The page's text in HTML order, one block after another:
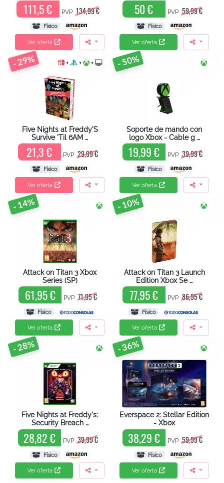
111,5 € PVP 134,99 €
Físico
Ver oferta
50 € PVP 59,99 €
Físico
Ver oferta
- 29% + + +
Five Nights at Freddy'S
Survive 'Til 6AM …
21,3 € PVP 29,99 €
Físico
Ver oferta
- 50%
Soporte de mando con
logo Xbox - Cable g …
19,99 € PVP 39,99 €
Físico
Ver oferta
- 14%
Attack on Titan 3 Xbox
Series (SP)
61,95 € PVP 71,95 €
Físico
Ver oferta
- 10%
Attack on Titan 3 Launch
Edition Xbox Se …
77,95 € PVP 86,95 €
Físico
Ver oferta
- 28%
Five Nights at Freddy's:
Security Breach …
28,82 € PVP 39,99 €
Físico
Ver oferta
- 36%
Everspace 2: Stellar Edition
- Xbox
38,29 € PVP 59,99 €
Físico
Ver oferta